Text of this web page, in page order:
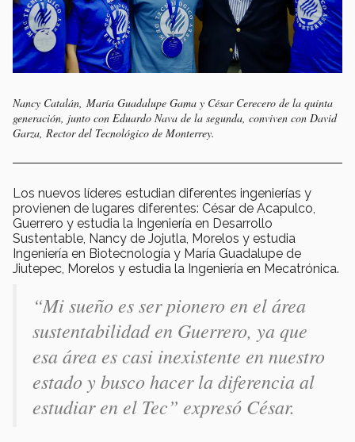
Nancy Catalán, María Guadalupe Gama y César Cerecero de la quinta
generación, junto con Eduardo Nava de la segunda, conviven con David
Garza, Rector del Tecnológico de Monterrey.
Los nuevos líderes estudian diferentes ingenierías y
provienen de lugares diferentes: César de Acapulco,
Guerrero y estudia la Ingeniería en Desarrollo
Sustentable, Nancy de Jojutla, Morelos y estudia
Ingeniería en Biotecnología y María Guadalupe de
Jiutepec, Morelos y estudia la Ingeniería en Mecatrónica.
“Mi sueño es ser pionero en el área
sustentabilidad en Guerrero, ya que
esa área es casi inexistente en nuestro
estado y busco hacer la diferencia al
estudiar en el Tec” expresó César.